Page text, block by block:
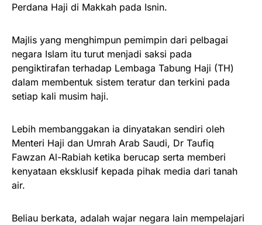
Perdana Haji di Makkah pada Isnin.
Majlis yang menghimpun pemimpin dari pelbagai
negara Islam itu turut menjadi saksi pada
pengiktirafan terhadap Lembaga Tabung Haji (TH)
dalam membentuk sistem teratur dan terkini pada
setiap kali musim haji.
Lebih membanggakan ia dinyatakan sendiri oleh
Menteri Haji dan Umrah Arab Saudi, Dr Taufiq
Fawzan Al-Rabiah ketika berucap serta memberi
kenyataan eksklusif kepada pihak media dari tanah
air.
Beliau berkata, adalah wajar negara lain mempelajari